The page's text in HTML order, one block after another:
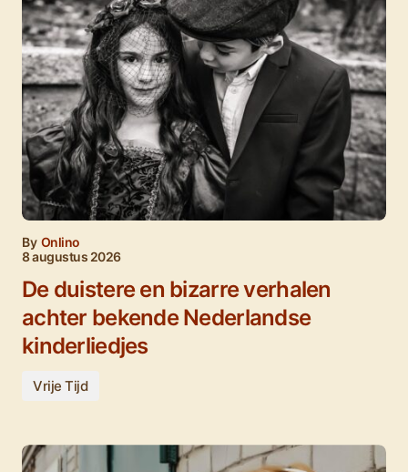
By Onlino
8 augustus 2026
De duistere en bizarre verhalen
achter bekende Nederlandse
kinderliedjes
Vrije Tijd